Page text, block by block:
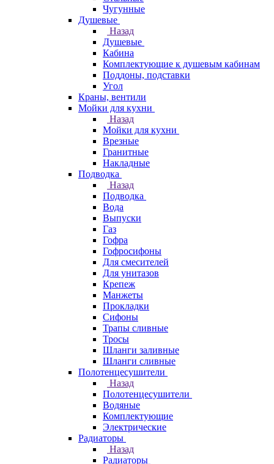
Чугунные
Душевые
Назад
Душевые
Кабина
Комплектующие к душевым кабинам
Поддоны, подставки
Угол
Краны, вентили
Мойки для кухни
Назад
Мойки для кухни
Врезные
Гранитные
Накладные
Подводка
Назад
Подводка
Вода
Выпуски
Газ
Гофра
Гофросифоны
Для смесителей
Для унитазов
Крепеж
Манжеты
Прокладки
Сифоны
Трапы сливные
Тросы
Шланги заливные
Шланги сливные
Полотенцесушители
Назад
Полотенцесушители
Водяные
Комплектующие
Электрические
Радиаторы
Назад
Радиаторы